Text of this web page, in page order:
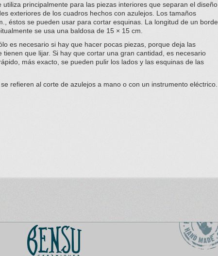
principalmente para las piezas interiores que separan el diseño
exteriores de los cuadros hechos con azulejos. Los tamaños
éstos se pueden usar para cortar esquinas. La longitud de un borde
se usa una baldosa de 15 × 15 cm.
es necesario si hay que hacer pocas piezas, porque deja las
que lijar. Si hay que cortar una gran cantidad, es necesario
más exacto, se pueden pulir los lados y las esquinas de las
refieren al corte de azulejos a mano o con un instrumento eléctrico.